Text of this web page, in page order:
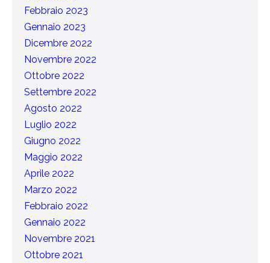
Febbraio 2023
Gennaio 2023
Dicembre 2022
Novembre 2022
Ottobre 2022
Settembre 2022
Agosto 2022
Luglio 2022
Giugno 2022
Maggio 2022
Aprile 2022
Marzo 2022
Febbraio 2022
Gennaio 2022
Novembre 2021
Ottobre 2021